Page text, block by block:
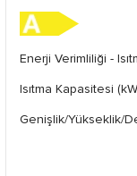
Enerji Verimliliği -
Isıtma Kapasitesi
Genişlik/Yükseklik/